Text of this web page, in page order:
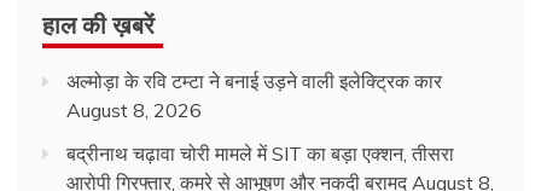
हाल की ख़बरें
अल्मोड़ा के रवि टम्टा ने बनाई उड़ने वाली इलेक्ट्रिक कार
August 8, 2026
बद्रीनाथ चढ़ावा चोरी मामले में SIT का बड़ा एक्शन, तीसरा
आरोपी गिरफ्तार, कमरे से आभूषण और नकदी बरामद August 8,